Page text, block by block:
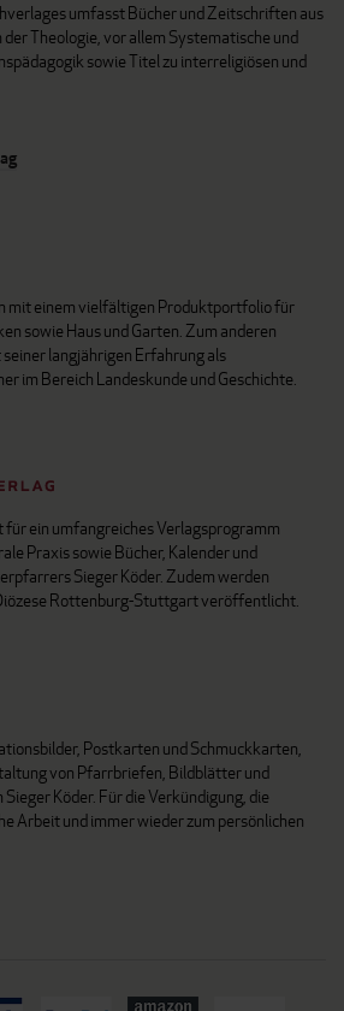
umfasst Bücher und Zeitschriften aus
Theologie, vor allem Systematische und
sowie Titel zu interreligiösen und
mit einem vielfältigen Produktportfolio für
sowie Haus und Garten. Zum anderen
langjährigen Erfahrung als
im Bereich Landeskunde und Geschichte.
ein umfangreiches Verlagsprogramm
Praxis sowie Bücher, Kalender und
Sieger Köder. Zudem werden
Rottenburg-Stuttgart veröffentlicht.
Postkarten und Schmuckkarten,
von Pfarrbriefen, Bildblätter und
Köder. Für die Verkündigung, die
Arbeit und immer wieder zum persönlichen